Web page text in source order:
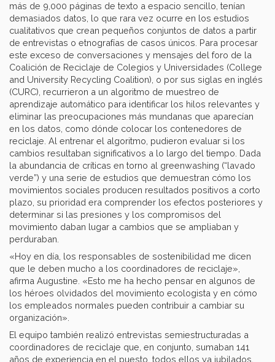
más de 9,000 páginas de texto a espacio sencillo, tenían
demasiados datos, lo que rara vez ocurre en los estudios
cualitativos que crean pequeños conjuntos de datos a partir
de entrevistas o etnografías de casos únicos. Para procesar
este exceso de conversaciones y mensajes del foro de la
Coalición de Reciclaje de Colegios y Universidades (College
and University Recycling Coalition), o por sus siglas en inglés
(CURC), recurrieron a un algoritmo de muestreo de
aprendizaje automático para identificar los hilos relevantes y
eliminar las preocupaciones más mundanas que aparecían
en los datos, como dónde colocar los contenedores de
reciclaje. Al entrenar el algoritmo, pudieron evaluar si los
cambios resultaban significativos a lo largo del tiempo. Dada
la abundancia de críticas en torno al greenwashing (“lavado
verde”) y una serie de estudios que demuestran cómo los
movimientos sociales producen resultados positivos a corto
plazo, su prioridad era comprender los efectos posteriores y
determinar si las presiones y los compromisos del
movimiento daban lugar a cambios que se ampliaban y
perduraban.
«Hoy en día, los responsables de sostenibilidad me dicen
que le deben mucho a los coordinadores de reciclaje»,
afirma Augustine. «Esto me ha hecho pensar en algunos de
los héroes olvidados del movimiento ecologista y en cómo
los empleados normales pueden contribuir a cambiar su
organización».
El equipo también realizó entrevistas semiestructuradas a
coordinadores de reciclaje que, en conjunto, sumaban 141
años de experiencia en el puesto, todos ellos ya jubilados.